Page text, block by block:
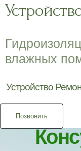
влажных
Устройство
Позвонить